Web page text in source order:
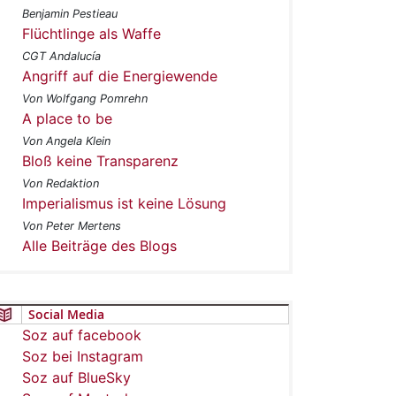
Benjamin Pestieau
Flüchtlinge als Waffe
CGT Andalucía
Angriff auf die Energiewende
Von Wolfgang Pomrehn
A place to be
Von Angela Klein
Bloß keine Transparenz
Von Redaktion
Imperialismus ist keine Lösung
Von Peter Mertens
Alle Beiträge des Blogs
Social Media
Soz auf facebook
Soz bei Instagram
Soz auf BlueSky